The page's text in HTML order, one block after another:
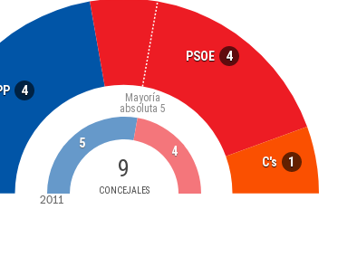
4
PSOE 4
C's 1
9
CONCEJALES
Mayoría
absoluta 5
5
4
2011